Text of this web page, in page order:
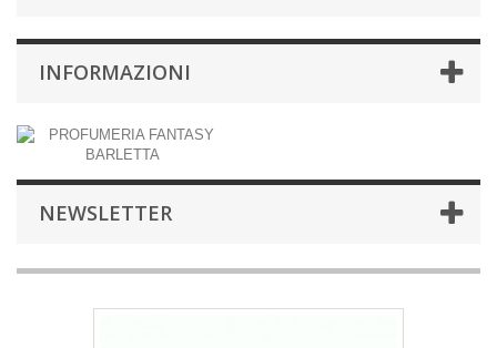
INFORMAZIONI
NEWSLETTER